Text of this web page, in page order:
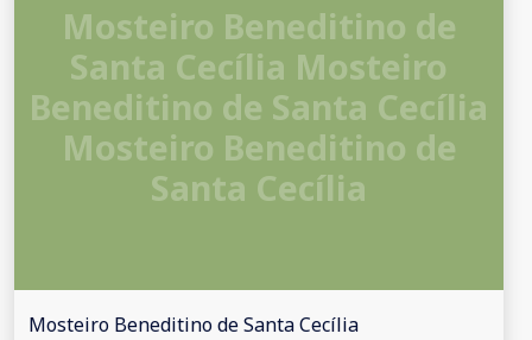
Mosteiro Beneditino de
Santa Cecília Mosteiro
Beneditino de Santa Cecília
Mosteiro Beneditino de
Santa Cecília
Mosteiro Beneditino de Santa Cecília